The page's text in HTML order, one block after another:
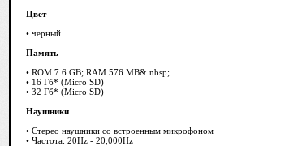
Цвет
• черный
Память
• ROM 7.6 GB; RAM 576 MB& nbsp;
• 16 Гб* (Micro SD)
• 32 Гб* (Micro SD)
Наушники
• Стерео наушники со встроенным микрофоном
• Частота: 20Hz - 20,000Hz